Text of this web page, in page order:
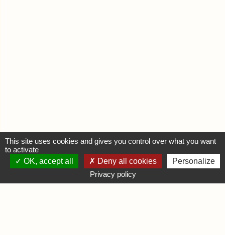
MON COMPTE
This site uses cookies and gives you control over what you want
to activate
OK, accept all
Deny all cookies
Personalize
Privacy policy